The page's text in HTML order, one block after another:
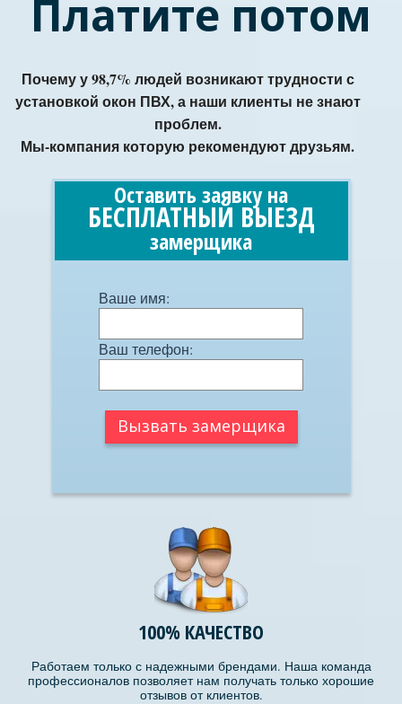
Платите потом
Почему у 98,7% людей возникают трудности с
установкой окон ПВХ, а наши клиенты не знают
проблем.
Мы-компания которую рекомендуют друзьям.
Оставить заявку на
БЕСПЛАТНЫЙ ВЫЕЗД
замерщика
Ваше имя:
Ваш телефон:
Вызвать замерщика
100% КАЧЕСТВО
Работаем только с надежными брендами. Наша команда
профессионалов позволяет нам получать только хорошие
отзывов от клиентов.